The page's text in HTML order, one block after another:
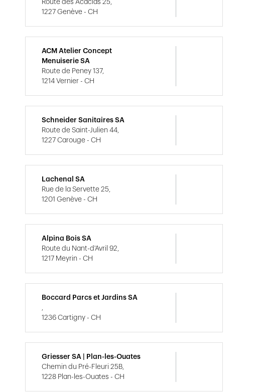
Route des Acacias 25,
1227 Genève - CH
ACM Atelier Concept
Menuiserie SA
Route de Peney 137,
1214 Vernier - CH
Schneider Sanitaires SA
Route de Saint-Julien 44,
1227 Carouge - CH
Lachenal SA
Rue de la Servette 25,
1201 Genève - CH
Alpina Bois SA
Route du Nant-d'Avril 92,
1217 Meyrin - CH
Boccard Parcs et Jardins SA
,
1236 Cartigny - CH
Griesser SA | Plan-les-Ouates
Chemin du Pré-Fleuri 25B,
1228 Plan-les-Ouates - CH